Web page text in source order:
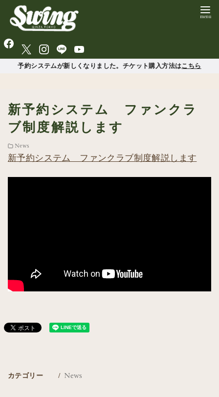
予約システムが新しくなりました。チケット購入方法はこちら
新予約システム ファンクラ
ブ制度解説します
News
新予約システム ファンクラブ制度解説します
カテゴリー News